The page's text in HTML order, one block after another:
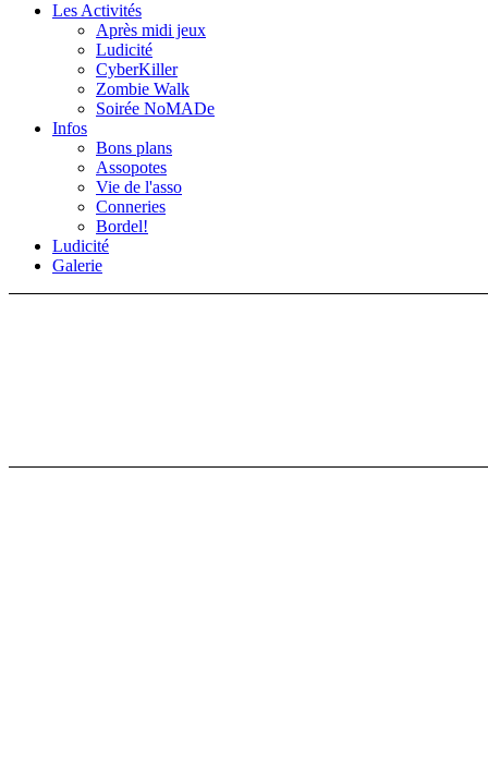
Les Activités
Après midi jeux
Ludicité
CyberKiller
Zombie Walk
Soirée NoMADe
Infos
Bons plans
Assopotes
Vie de l'asso
Conneries
Bordel!
Ludicité
Galerie